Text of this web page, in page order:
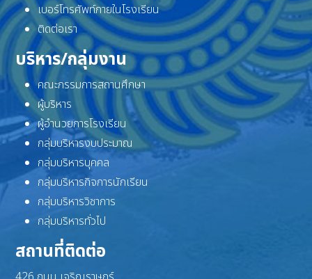
เบอร์โทรศัพท์ภายในโรงเรียน
ติดต่อเรา
บริหาร/กลุ่มงาน
คณะกรรมการสถานศึกษา
ผู้บริหาร
ผู้อำนวยการโรงเรียน
กลุ่มบริหารงบประมาณ
กลุ่มบริหารบุคคล
กลุ่มบริหารกิจการนักเรียน
กลุ่มบริหารวิชาการ
กลุ่มบริหารทั่วไป
สถานที่ติดต่อ